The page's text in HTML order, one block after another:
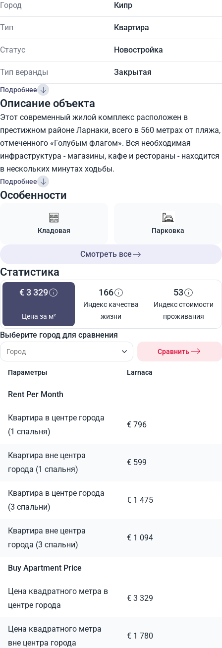
Город Кипр
Тип Квартира
Статус Новостройка
Тип веранды Закрытая
Подробнее
Описание объекта
Этот современный жилой комплекс расположен в
престижном районе Ларнаки, всего в 560 метрах от пляжа,
отмеченного «Голубым флагом». Вся необходимая
инфраструктура - магазины, кафе и рестораны - находится
в нескольких минутах ходьбы.
Подробнее
Особенности
Кладовая Парковка
Смотреть все
Статистика
€ 3 329
Цена за м²
166
Индекс качества
жизни
53
Индекс стоимости
проживания
Выберите город для сравнения
Сравнить
Параметры Larnaca
Rent Per Month
Квартира в центре города
(1 спальня)
€ 796
Квартира вне центра
города (1 спальня)
€ 599
Квартира в центре города
(3 спальни)
€ 1 475
Квартира вне центра
города (3 спальни)
€ 1 094
Buy Apartment Price
Цена квадратного метра в
центре города
€ 3 329
Цена квадратного метра
вне центра города
€ 1 780